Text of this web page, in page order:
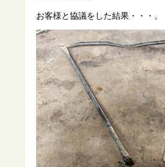
お客様と協議をした結果・・・。